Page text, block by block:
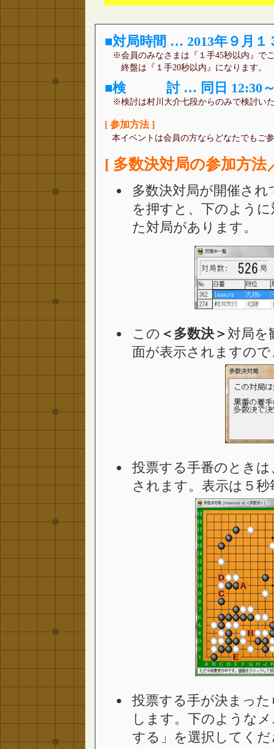
■対局時間 … 2013年９月１
※会員のみなさまは『１手45秒以内』で
終盤は『１手20秒以内』になります。
■検 討 … 同日 12:30～
※検討は村川大介七段からのみで検討い
[ 参加方法 ]
本イベントは会員の方ならどなたでもご
[ 多数決対局の参加方
多数決対局が開催さ
を押すと、下のよう
た対局があります。
この ＜多数決＞ 対局を
面が表示されますの
投票する手番のとき
されます。表示は５
投票する手が決まっ
します。下のような
する」を選択してく